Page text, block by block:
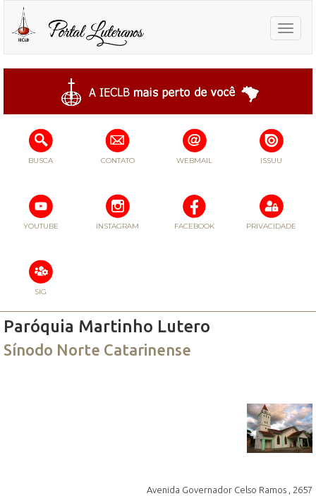
Toggle
BUSCA CONTATO WEBMAIL ISSUU
YOUTUBE INSTAGRAM FACEBOOK PRIVACIDADE
SIG
Paróquia Martinho Lutero
Sínodo Norte Catarinense
Avenida Governador Celso Ramos , 2657